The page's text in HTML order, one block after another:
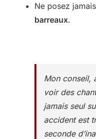
Ne posez
barreaux.
Mon conseil,
voir des
jamais seul
accident est
seconde